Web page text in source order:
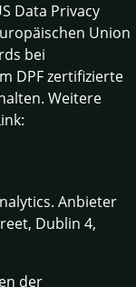
Data Privacy
Union
bei
DPF zertifizierte
Weitere
Anbieter
Dublin 4,
der